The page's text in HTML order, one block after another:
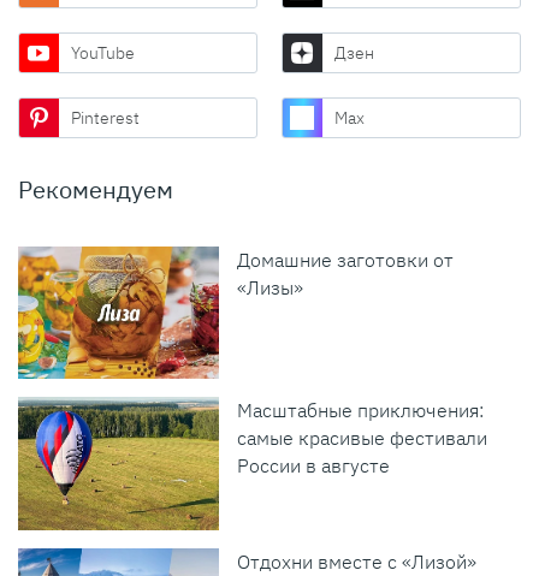
YouTube Дзен
Pinterest Max
Рекомендуем
Домашние заготовки от
«Лизы»
Масштабные приключения:
самые красивые фестивали
России в августе
Отдохни вместе с «Лизой»